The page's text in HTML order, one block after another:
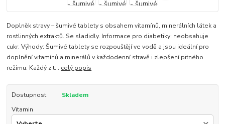
Doplněk stravy – šumivé tablety s obsahem vitamínů, minerálních látek a
rostlinných extraktů. Se sladidly. Informace pro diabetiky: neobsahuje
cukr. Výhody: Šumivé tablety se rozpouštějí ve vodě a jsou ideální pro
doplnění vitamínů a minerálů v každodenní stravě i zlepšení pitného
režimu. Každý z t... celý popis
Dostupnost
Skladem
Vitamin